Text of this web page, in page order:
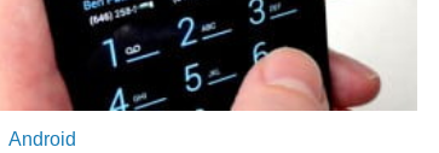
Android